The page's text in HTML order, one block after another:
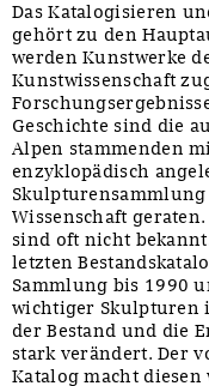
Das Katalogisieren
gehört zu den
werden Kunstwerke
Kunstwissenschaft
Geschichte sind die
Alpen stammenden
enzyklopädisch
Skulpturensammlung
Wissenschaft
sind oft nicht
letzten
Sammlung bis 1990
wichtiger Skulpturen
der Bestand und die
stark verändert. Der
Katalog macht